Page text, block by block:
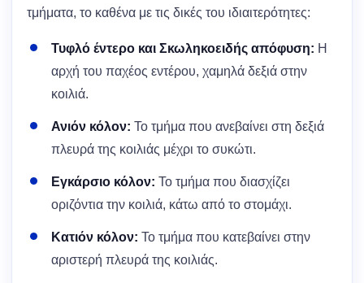
τμήματα, το καθένα με τις δικές του ιδιαιτερότητες:
Τυφλό έντερο και Σκωληκοειδής απόφυση: Η
αρχή του παχέος εντέρου, χαμηλά δεξιά στην
κοιλιά.
Ανιόν κόλον: Το τμήμα που ανεβαίνει στη δεξιά
πλευρά της κοιλιάς μέχρι το συκώτι.
Εγκάρσιο κόλον: Το τμήμα που διασχίζει
οριζόντια την κοιλιά, κάτω από το στομάχι.
Κατιόν κόλον: Το τμήμα που κατεβαίνει στην
αριστερή πλευρά της κοιλιάς.